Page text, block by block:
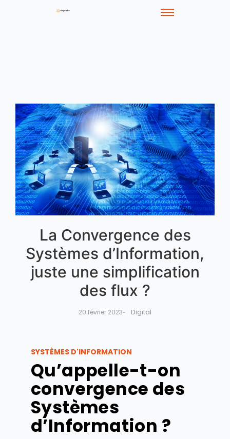
La Convergence des
Systèmes d’Information,
juste une simplification
des flux ?
20 février 2023- Digital
SYSTÈMES D'INFORMATION
Qu’appelle-t-on
convergence des
Systèmes
d’Information ?